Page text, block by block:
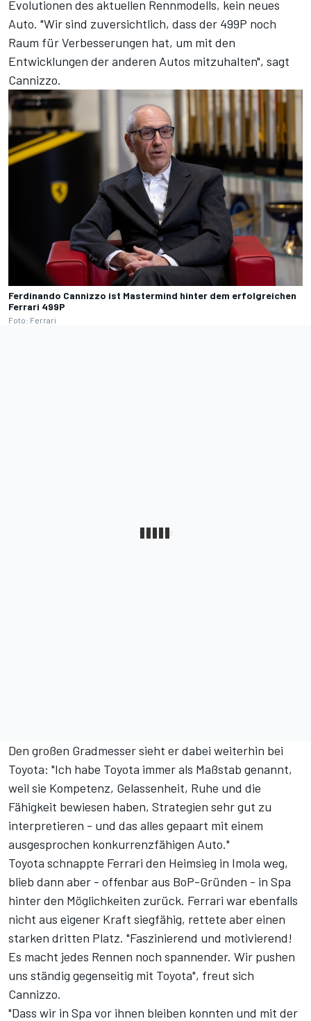
Evolutionen des aktuellen Rennmodells, kein neues
Auto. "Wir sind zuversichtlich, dass der 499P noch
Raum für Verbesserungen hat, um mit den
Entwicklungen der anderen Autos mitzuhalten", sagt
Cannizzo.
Ferdinando Cannizzo ist Mastermind hinter dem erfolgreichen
Ferrari 499P
Foto: Ferrari
Den großen Gradmesser sieht er dabei weiterhin bei
Toyota: "Ich habe Toyota immer als Maßstab genannt,
weil sie Kompetenz, Gelassenheit, Ruhe und die
Fähigkeit bewiesen haben, Strategien sehr gut zu
interpretieren - und das alles gepaart mit einem
ausgesprochen konkurrenzfähigen Auto."
Toyota schnappte Ferrari den Heimsieg in Imola weg,
blieb dann aber - offenbar aus BoP-Gründen - in Spa
hinter den Möglichkeiten zurück. Ferrari war ebenfalls
nicht aus eigener Kraft siegfähig, rettete aber einen
starken dritten Platz. "Faszinierend und motivierend!
Es macht jedes Rennen noch spannender. Wir pushen
uns ständig gegenseitig mit Toyota", freut sich
Cannizzo.
"Dass wir in Spa vor ihnen bleiben konnten und mit der